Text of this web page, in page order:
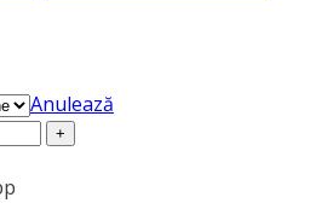
lei
Anulează